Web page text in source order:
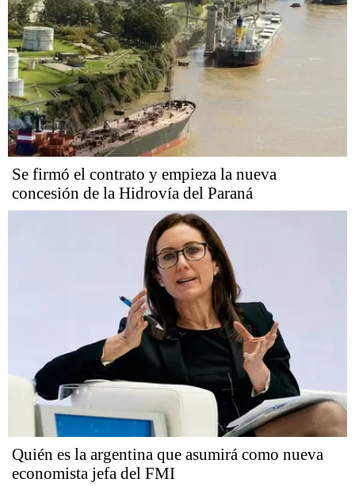
Se firmó el contrato y empieza la nueva
concesión de la Hidrovía del Paraná
Quién es la argentina que asumirá como nueva
economista jefa del FMI